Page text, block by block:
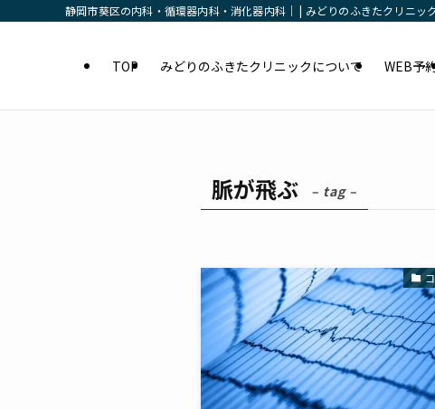
静岡市葵区の内科・循環器内科・消化器内科｜ | みどりのふきたクリニッ
TOP みどりのふきたクリニックについて WEB予
脈が飛ぶ – tag –